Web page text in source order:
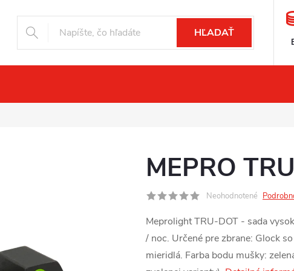
HĽADAŤ
MEPRO
Neohodnotené
Meprolight TRU-DOT - sada
/ noc. Určené pre zbrane: Glock
mieridlá. Farba bodu mušky: